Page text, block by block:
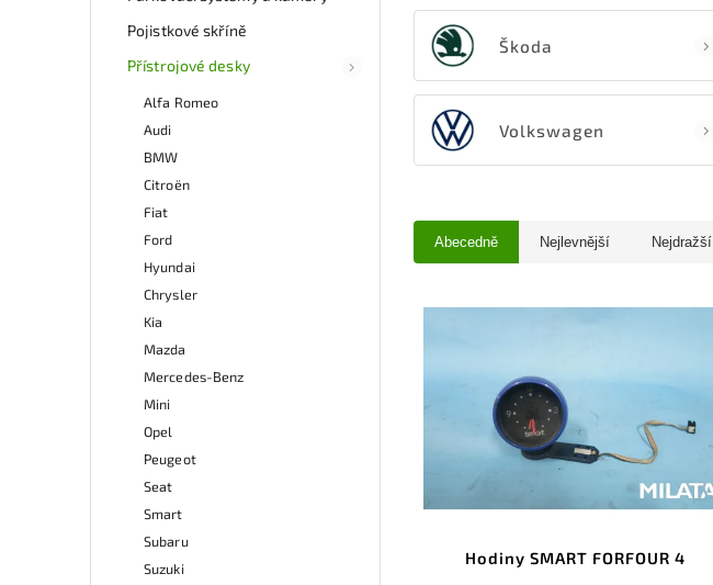
Pojistkové skříně
Přístrojové desky
Alfa Romeo
Audi
BMW
Citroën
Fiat
Ford
Hyundai
Chrysler
Kia
Mazda
Mercedes-Benz
Mini
Opel
Peugeot
Seat
Smart
Subaru
Suzuki
Škoda
Volkswagen
Abecedně Nejlevnější Nejdražší
Hodiny SMART FORFOUR 4